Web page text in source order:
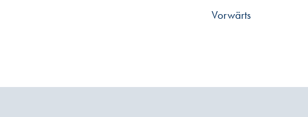
Vorwärts